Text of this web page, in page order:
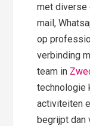
met diverse
mail,
op
verbinding
team in
technologie
activiteiten
begrijpt dan